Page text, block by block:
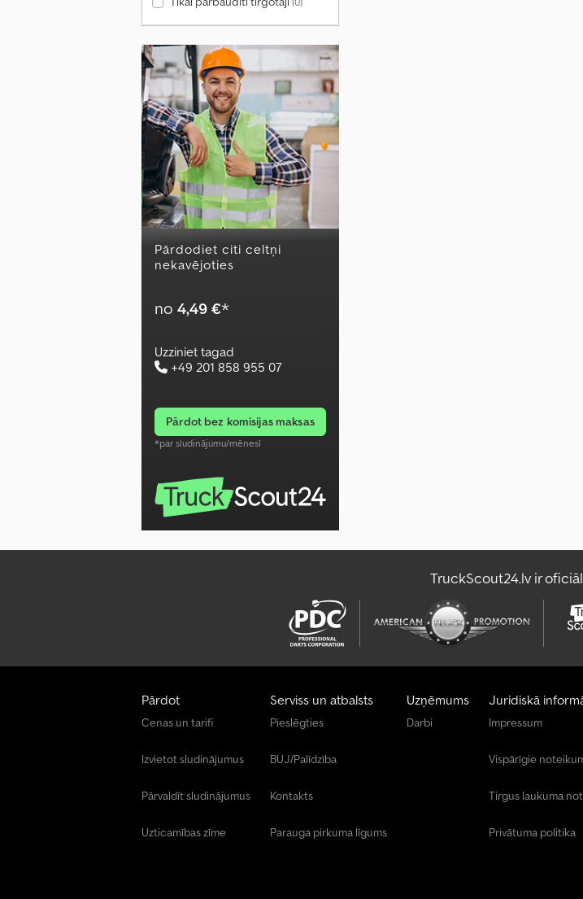
Pārdodiet citi celtņi
nekavējoties
no 4,49 €*
Uzziniet tagad
+49 201 858 955 07
pārdot bez komisijas maksas
*par sludinājumu/mēnesī
TruckScout24.lv ir
Pārdot
Cenas un tarifi
Izvietot sludinājumus
Pārvaldīt sludinājumus
Uzticamības zīme
Serviss un atbalsts
Pieslēgties
BUJ/Palīdzība
Kontakts
Parauga pirkuma līgums
Uzņēmums
Darbi
Juridiskā
Impressum
Vispārīgie
Tirgus laukuma
Privātuma politika